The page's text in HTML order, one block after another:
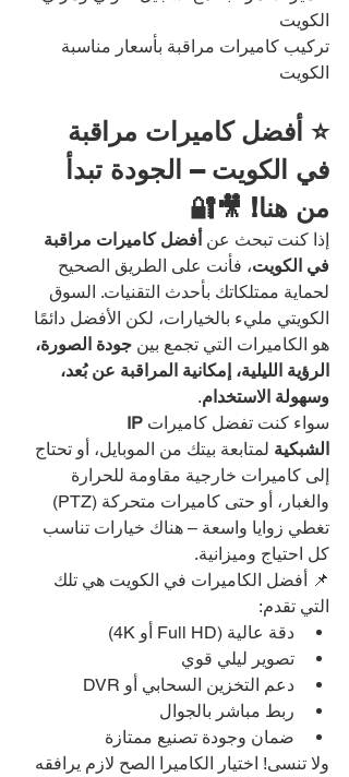
الكويت
تركيب كاميرات مراقبة بأسعار مناسبة
الكويت
⭐ أفضل كاميرات مراقبة
في الكويت – الجودة تبدأ
من هنا! 🎥🔐
إذا كنت تبحث عن أفضل كاميرات مراقبة
في الكويت، فأنت على الطريق الصحيح
لحماية ممتلكاتك بأحدث التقنيات. السوق
الكويتي مليء بالخيارات، لكن الأفضل دائمًا
هو الكاميرات التي تجمع بين جودة الصورة،
الرؤية الليلية، إمكانية المراقبة عن بُعد،
وسهولة الاستخدام.
سواء كنت تفضل كاميرات
الشبكية لمتابعة بيتك من الموبايل، أو تحتاج
إلى كاميرات خارجية مقاومة للحرارة
والغبار، أو حتى كاميرات متحركة (PTZ)
تغطي زوايا واسعة – هناك خيارات تناسب
كل احتياج وميزانية.
📌 أفضل الكاميرات في الكويت هي تلك
التي تقدم:
دقة عالية (Full HD أو 4K)
تصوير ليلي قوي
دعم التخزين السحابي أو DVR
ربط مباشر بالجوال
ضمان وجودة تصنيع ممتازة
ولا تنسى! اختيار الكاميرا الصح لازم يرافقه